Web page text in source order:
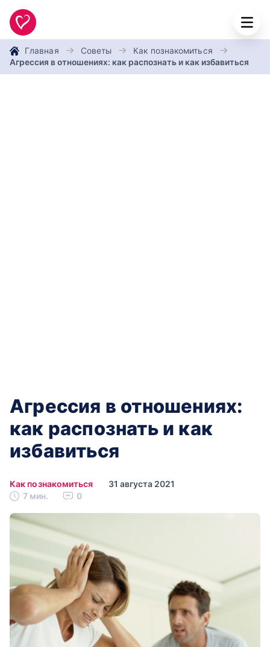
Главная Советы
Как познакомиться
Агрессия‌ ‌в‌ ‌отношениях:‌ ‌как‌ ‌распознать‌ ‌и‌ ‌как‌ ‌избавиться‌
Агрессия‌ ‌в‌ ‌отношениях:‌
‌как‌ ‌распознать‌ ‌и‌ ‌как‌
‌избавиться‌
Как познакомиться
31 августа 2021
7 мин.
0